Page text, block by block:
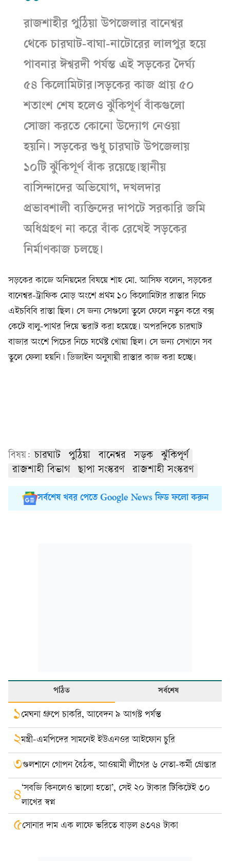
রাজশাহীর পুঠিয়া উপজেলার বানেশ্বর
থেকে চারঘাট-বাঘা-নাটোরের লালপুর হয়ে
পাবনার ঈশ্বরদী পর্যন্ত এই সড়কের দৈর্ঘ্য
৫৪ কিলোমিটার।সড়কের কাজ প্রায় ৫০
শতাংশ শেষ হলেও ঝুঁকিপূর্ণ বাঁকগুলো
সোজা করতে কোনো উদ্যোগ নেওয়া
হয়নি। সড়কের শুধু চারঘাট উপজেলায়
১০টি ঝুঁকিপূর্ণ বাঁক রয়েছে।স্থানীয়
বাসিন্দাদের অভিযোগ, দখলদার
প্রভাবশালী ব্যক্তিদের দাপটে সরকারি জমি
অধিগ্রহণ না করে বাঁক রেখেই সড়কের
নির্মাণকাজ চলছে।
সড়কের কাজে অনিয়মের বিষয়ে শাহ মো. আসিফ বলেন, সড়কের
বানেশ্বর-ট্রাফিক মোড় অংশে প্রথম ১০ কিলোমিটার রাস্তার নিচে
এইচবিবি রাস্তা ছিল। সে জন্য সেগুলো তুলে ফেলে নতুন করে বক্স
কেটে বালু-পাথর দিয়ে ভরাট করা হয়েছে। অপরদিকে চারঘাট
বাজার অংশে পিচের নিচে যথেষ্ট খোয়া ছিল। সে জন্য সেখানে সব
তুলে ফেলা হয়নি ৷ ডিজাইন অনুযায়ী রাস্তার কাজ করা হচ্ছে।
বিষয়: চারঘাট পুঠিয়া বানেশ্বর সড়ক
ঝুঁকিপূর্ণ
রাজশাহী বিভাগ
ছাপা সংস্করণ রাজশাহী সংস্করণ
সর্বশেষ খবর পেতে Google News ফিড ফলো করুন
পঠিত সর্বশেষ
১মেঘনা গ্রুপে চাকরি, আবেদন ৯ আগস্ট পর্যন্ত
২মন্ত্রী-এমপিদের সামনেই ইউএনওর আইফোন চুরি
৩গুলশানে গোপন বৈঠক, আওয়ামী লীগের ৬ নেতা-কর্মী গ্রেপ্তার
৪‘সবজি কিনলেও ভালো হতো’, সেই ২০ টাকার টিকিটেই ৩০
লাখের স্বপ্ন
৫সোনার দাম এক লাফে ভরিতে বাড়ল ৪৩৭৪ টাকা